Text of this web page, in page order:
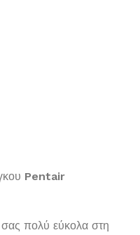
Pentair
σας πολύ εύκολα στη